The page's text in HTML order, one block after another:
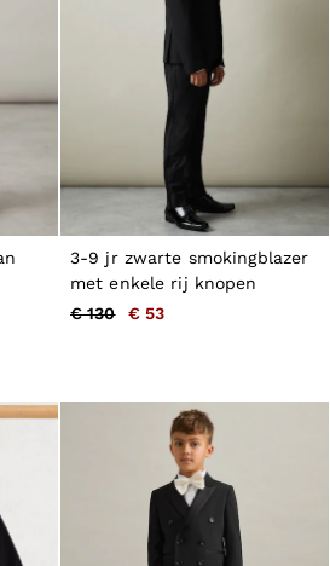
& Joggers
3-9 jr zwarte smokingblazer
met enkele rij knopen
€ 130
€ 53